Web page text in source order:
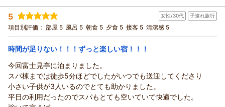
ます。
これからも皆様に快適で思い出に残る時間をご提供できるよ
う、サービスの向上に努めてまいります。
またご家族皆様にお会いできる日を、スタッフ一同心よりお待
ち申し上げております。
鮨及び海鮮（刺身）、ステーキ肉の品質、全体種類の減少？、、
昨年の龍宮亭と比較しても品数が減っている気がしました。外国
人差別は決してありませんが、「寿司」をライブキッチンにする
子供も楽しめる食事が充実してますし、味は美味しいですので、
私以外のメンバーは大満足でした！！（昨今のインフレや各高騰
で原価も宿泊価格も上昇している状況とは思いますが、「食」へ
の期待値は引き続き高く持ちたいと思ってます）
■食事形式
・夕食：ビュッフェスタイル
フロントの対応や送迎バス、また敷地内の様々なアクティビテ
ィを通じて、お子様方がストレスなくのびのびとお過ごしいた
だけた様子を伺い、スタッフ一同大変嬉しく拝読いたしまし
た。
特に特別室からのオーシャンビューや、潮の満ち引きによる景
喜びでございます。
お食事に関しましては、貴重なご意見をいただき心より感謝申
し上げます。
昨年の龍宮亭でのご体験から、当館のビュッフェに高い期待を
宿泊時期： 2026年04月宿泊 (夫婦旅行)
投稿者： ウタポンさん
宿泊プラン： 【三日月プレミアム】～クラブラウンジでラグジュアリーなひ
とときを～
和洋室 朝・夕
宿泊価格帯： 30,001円以上(大人一人あたり/税込)
龍宮城スパ・ホテル三日月 富士見亭からの返信
ウタポン 様
この度は当ホテルへご宿泊いただき、誠にありがとうございま
す。
5 女性/30代 子連れ旅行
項目別評価： 部屋 5 風呂 5 朝食 5 夕食 5 接客 5 清潔感 5
時間が足りない！！！ずっと楽しい宿！！！
今回富士見亭に泊まりました。
スパ棟までは徒歩5分ほどでしたがいつでも送迎してくださり
小さい子供が3人いるのでとても助かりました。
平日の利用だったのでスパもとても空いていて快適でした。